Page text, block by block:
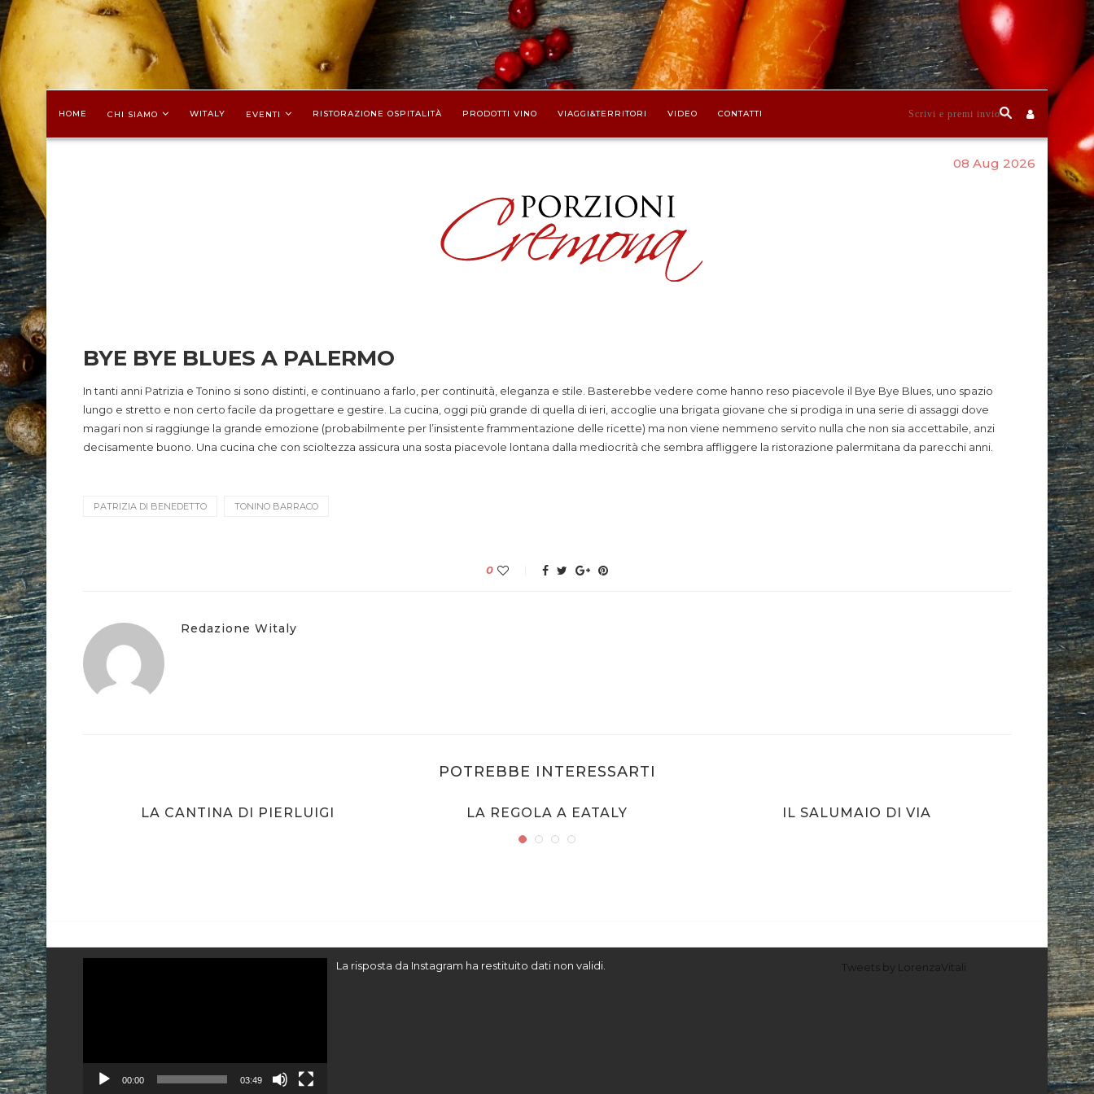
HOME CHI SIAMO WITALY EVENTI RISTORAZIONE OSPITALITÀ PRODOTTI VINO VIAGGI&TERRITORI VIDEO CONTATTI
08 Aug 2026
BYE BYE BLUES A PALERMO
In tanti anni Patrizia e Tonino si sono distinti, e continuano a farlo, per continuità, eleganza e stile. Basterebbe vedere come hanno reso piacevole il Bye Bye Blues, uno spazio
lungo e stretto e non certo facile da progettare e gestire. La cucina, oggi più grande di quella di ieri, accoglie una brigata giovane che si prodiga in una serie di assaggi dove
magari non si raggiunge la grande emozione (probabilmente per l’insistente frammentazione delle ricette) ma non viene nemmeno servito nulla che non sia accettabile, anzi
decisamente buono. Una cucina che con scioltezza assicura una sosta piacevole lontana dalla mediocrità che sembra affliggere la ristorazione palermitana da parecchi anni.
PATRIZIA DI BENEDETTO TONINO BARRACO
0
Redazione Witaly
POTREBBE INTERESSARTI
LA CANTINA DI PIERLUIGI LA REGOLA A EATALY
IL SALUMAIO DI VIA
00:00 03:49
La risposta da Instagram ha restituito dati non validi. Tweets by LorenzaVitali